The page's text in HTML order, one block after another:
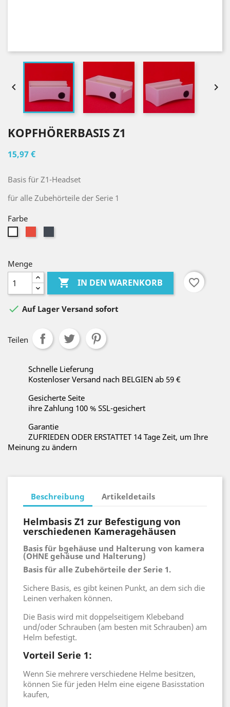
 
KOPFHÖRERBASIS Z1
15,97 €
Basis für Z1-Headset
für alle Zubehörteile der Serie 1
Farbe
Menge
 IN DEN WARENKORB favorite_border
 Auf Lager Versand sofort
Teilen
Schnelle Lieferung
Kostenloser Versand nach BELGIEN ab 59 €
Gesicherte Seite
ihre Zahlung 100 % SSL-gesichert
Garantie
ZUFRIEDEN ODER ERSTATTET 14 Tage Zeit, um Ihre
Meinung zu ändern
Beschreibung Artikeldetails
Helmbasis Z1 zur Befestigung von
verschiedenen Kameragehäusen
Basis für bgehäuse und Halterung von kamera
(OHNE gehäuse und Halterung)
Basis für alle Zubehörteile der Serie 1.
Sichere Basis, es gibt keinen Punkt, an dem sich die
Leinen verhaken können.
Die Basis wird mit doppelseitigem Klebeband
und/oder Schrauben (am besten mit Schrauben) am
Helm befestigt.
Vorteil Serie 1:
Wenn Sie mehrere verschiedene Helme besitzen,
können Sie für jeden Helm eine eigene Basisstation
kaufen,